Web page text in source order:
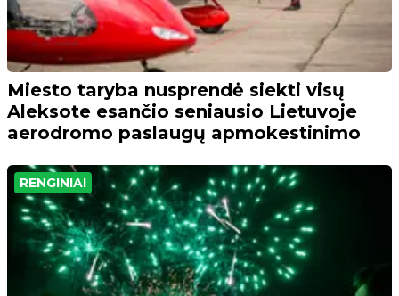
Miesto taryba nusprendė siekti visų
Aleksote esančio seniausio Lietuvoje
aerodromo paslaugų apmokestinimo
RENGINIAI